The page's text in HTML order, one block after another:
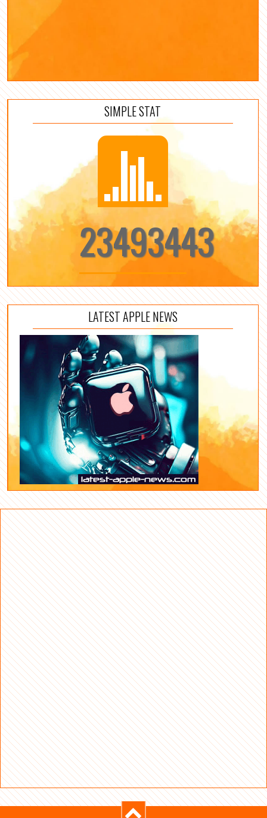
SIMPLE STAT
23493443
LATEST APPLE NEWS